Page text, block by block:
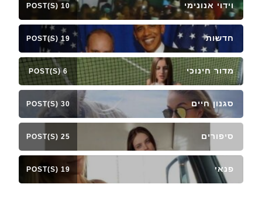
וידוי אנונימי 10 POST(S)
חדשות 19 POST(S)
מדור חינוכי 6 POST(S)
סגנון חיים 30 POST(S)
סיפורים 25 POST(S)
פנאי 19 POST(S)